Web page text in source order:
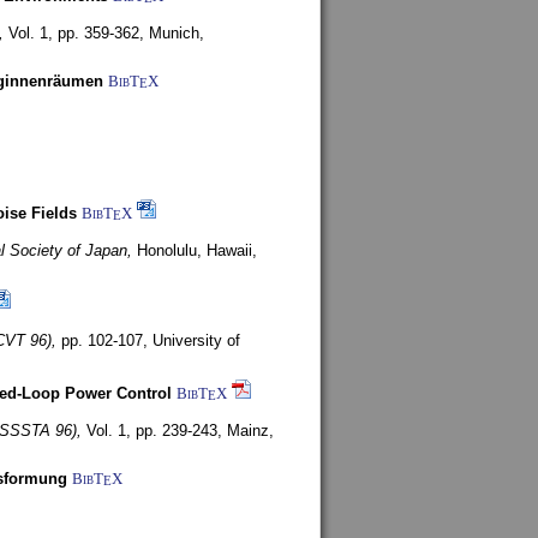
, Vol. 1, pp. 359-362, Munich,
BibTEX
Fields BibTEX
Society of Japan, Honolulu, Hawaii,
96), pp. 102-107, University of
Loop Power Control BibTEX
96), Vol. 1, pp. 239-243, Mainz,
BibTEX